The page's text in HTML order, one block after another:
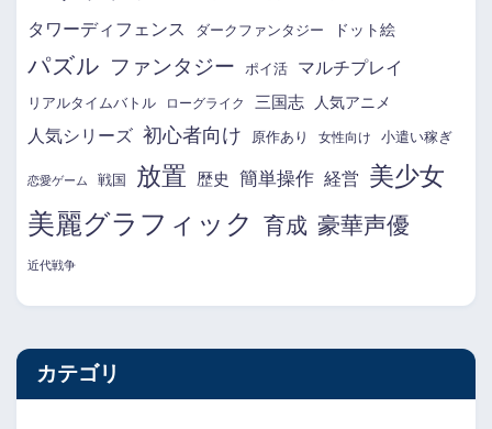
タワーディフェンス ダークファンタジー ドット絵
パズル ファンタジー ポイ活 マルチプレイ
リアルタイムバトル ローグライク 三国志 人気アニメ
人気シリーズ 初心者向け 原作あり 女性向け 小遣い稼ぎ
恋愛ゲーム 戦国 放置 歴史 簡単操作 経営 美少女
美麗グラフィック 育成 豪華声優
近代戦争
カテゴリ